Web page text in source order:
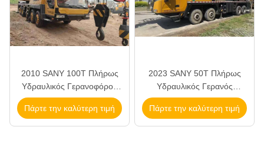
2010 SANY 100T Πλήρως
Υδραυλικός Γερανοφόρος
Φορτηγό με κύριο βραχίονα
55m και πλαίσιο 5 αξόνων
Πάρτε την καλύτερη τιμή
2023 SANY 50T Πλήρως
Υδραυλικός Γερανός
Φορτηγού 4 Αξόνων με
Κινητήρα 239kW και
Αντίβαρο 10.5 τόνων
Πάρτε την καλύτερη τιμή